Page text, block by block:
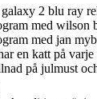
2 blu ray
med wilson
med jan
en katt på varje
på julmust